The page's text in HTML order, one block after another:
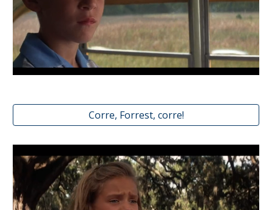
Corre, Forrest, corre!